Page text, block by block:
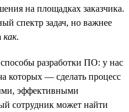
на площадках заказчика.
спектр задач, но важнее
как.
разработки ПО: у нас
которых — сделать процесс
эффективными
сотрудник может найти